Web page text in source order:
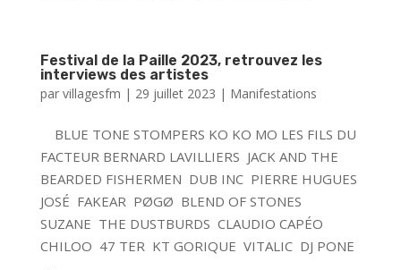
Festival de la Paille 2023, retrouvez les
interviews des artistes
par villagesfm | 29 juillet 2023 | Manifestations
BLUE TONE STOMPERS KO KO MO LES FILS DU
FACTEUR BERNARD LAVILLIERS JACK AND THE
BEARDED FISHERMEN DUB INC PIERRE HUGUES
JOSÉ FAKEAR PØGØ BLEND OF STONES
SUZANE THE DUSTBURDS CLAUDIO CAPÉO
CHILOO 47 TER KT GORIQUE VITALIC DJ PONE